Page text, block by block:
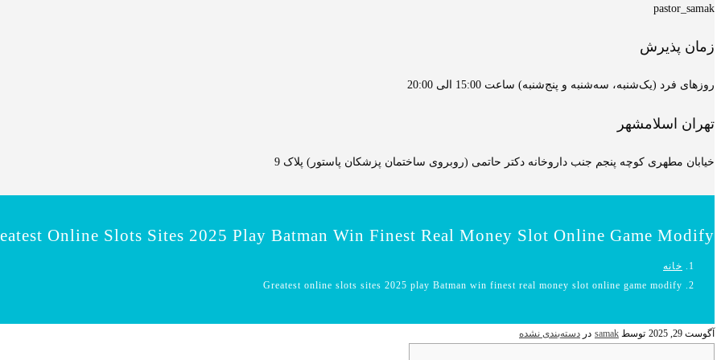
pastor_samak
زمان پذیرش
روزهای فرد (یک‌شنبه، سه‌شنبه و پنج‌شنبه) ساعت 15:00 الی 20:00
تهران اسلامشهر
خیابان مطهری کوچه پنجم جنب داروخانه دکتر حاتمی (روبروی ساختمان پزشکان پاستور) پلاک 9
Online Slots Sites 2025 Play Batman Win Finest Real Money Slot Online Game Modify
خانه
Greatest online slots sites 2025 play Batman win finest real money slot online game modify
آگوست 29, 2025 توسط samak در دسته‌بندی نشده